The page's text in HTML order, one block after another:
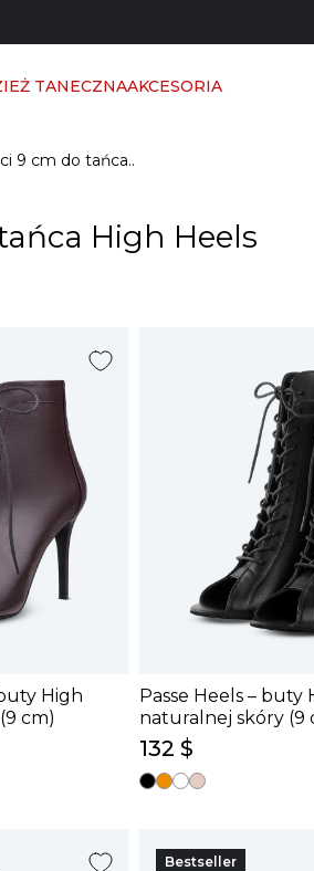
TANECZNAAKCESORIA
9 cm do tańca..
High Heels
High
cm)
Passe Heels – buty
naturalnej skóry (9
132 $
Bestseller